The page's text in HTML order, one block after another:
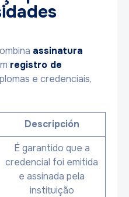
assinatura
registro de
e credenciais,
Descripción
É garantido que a
credencial foi emitida
e assinada pela
instituição